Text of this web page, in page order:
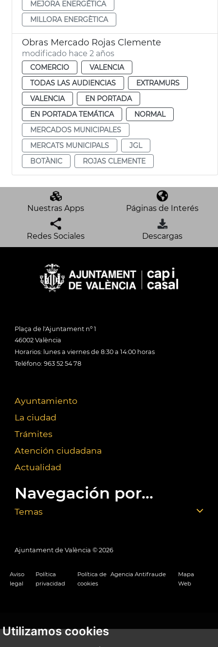
Utilizamos cookies
MEJORA ENERGÉTICA
MILLORA ENERGÈTICA
Obras Mercado Rojas Clemente
modificado hace 2 años
COMERCIO
VALENCIA
TODAS LAS AUDIENCIAS
EXTRAMURS
VALENCIA
EN PORTADA
EN PORTADA TEMÁTICA
NORMAL
MERCADOS MUNICIPALES
MERCATS MUNICIPALS
JGL
BOTÀNIC
ROJAS CLEMENTE
Nuestras Apps Páginas de Interés
Redes Sociales Descargas
Plaça de l'Ajuntament nº 1
46002 València
Horarios: lunes a viernes de 8:30 a 14:00 horas
Teléfono: 963 52 54 78
Ayuntamiento
La ciudad
Trámites
Atención ciudadana
Actualidad
Navegación por...
Temas
Ajuntament de València © 2026
Aviso
legal
Política
privacidad
Política de
cookies
Agencia Antifraude
Mapa
Web